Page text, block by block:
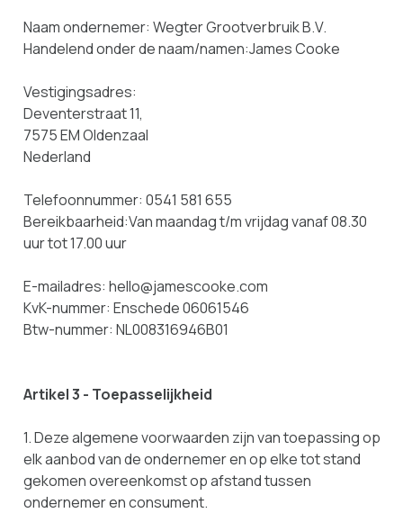
Naam ondernemer: Wegter Grootverbruik B.V.
Handelend onder de naam/namen:James Cooke
Vestigingsadres:
Deventerstraat 11,
7575 EM Oldenzaal
Nederland
Telefoonnummer: 0541 581 655
Bereikbaarheid:Van maandag t/m vrijdag vanaf 08.30
uur tot 17.00 uur
E-mailadres: hello@jamescooke.com
KvK-nummer: Enschede 06061546
Btw-nummer: NL008316946B01
Artikel 3 - Toepasselijkheid
1. Deze algemene voorwaarden zijn van toepassing op
elk aanbod van de ondernemer en op elke tot stand
gekomen overeenkomst op afstand tussen
ondernemer en consument.